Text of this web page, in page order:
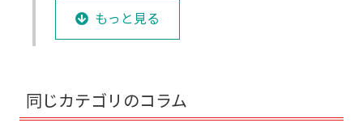
もっと見る
同じカテゴリのコラム